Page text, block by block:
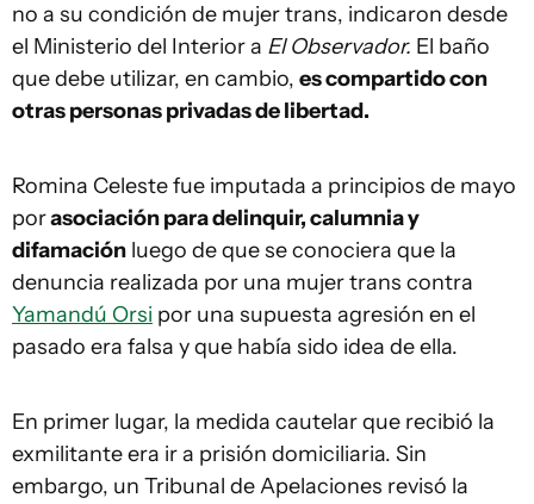
no a su condición de mujer trans, indicaron desde
el Ministerio del Interior a El Observador. El baño
que debe utilizar, en cambio, es compartido con
otras personas privadas de libertad.
Romina Celeste fue imputada a principios de mayo
porasociación para delinquir, calumnia y
difamación luego de que se conociera que la
denuncia realizada por una mujer trans contra
Yamandú Orsi por una supuesta agresión en el
pasado era falsa y que había sido idea de ella.
En primer lugar, la medida cautelar que recibió la
exmilitante era ir a prisión domiciliaria. Sin
embargo, un Tribunal de Apelaciones revisó la